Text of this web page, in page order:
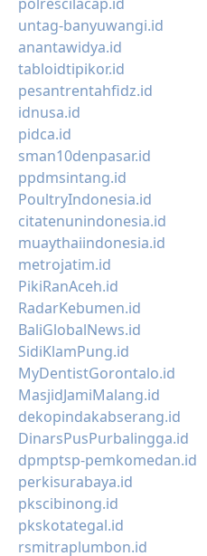
untag-banyuwangi.id
anantawidya.id
tabloidtipikor.id
pesantrentahfidz.id
idnusa.id
pidca.id
sman10denpasar.id
ppdmsintang.id
PoultryIndonesia.id
citatenunindonesia.id
muaythaiindonesia.id
metrojatim.id
PikiRanAceh.id
RadarKebumen.id
BaliGlobalNews.id
SidiKlamPung.id
MyDentistGorontalo.id
MasjidJamiMalang.id
dekopindakabserang.id
DinarsPusPurbalingga.id
dpmptsp-pemkomedan.id
perkisurabaya.id
pkscibinong.id
pkskotategal.id
rsmitraplumbon.id